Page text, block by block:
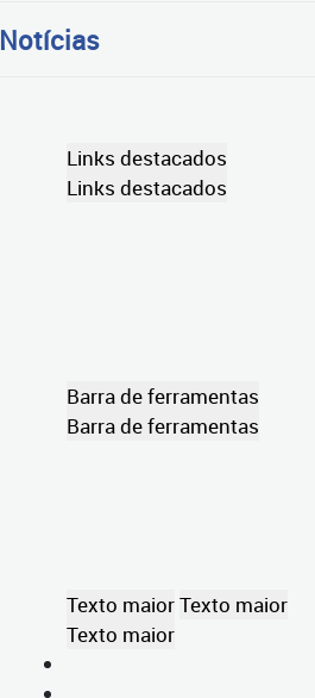
Notícias
Links destacados
Links destacados
Barra de ferramentas
Barra de ferramentas
Texto maiorTexto maior
Texto maior